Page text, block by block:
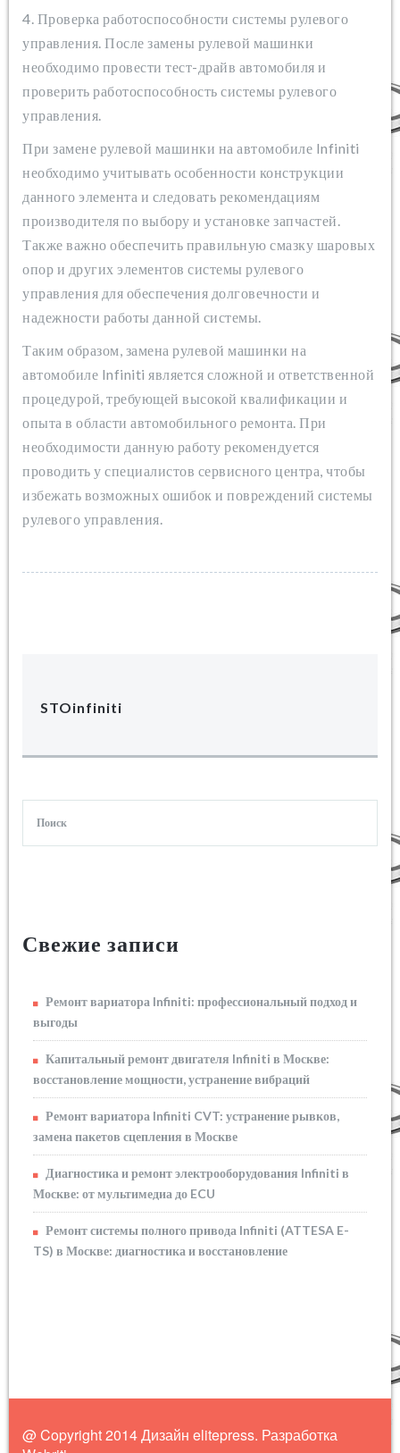
4. Проверка работоспособности системы рулевого
управления. После замены рулевой машинки
необходимо провести тест-драйв автомобиля и
проверить работоспособность системы рулевого
управления.
При замене рулевой машинки на автомобиле Infiniti
необходимо учитывать особенности конструкции
данного элемента и следовать рекомендациям
производителя по выбору и установке запчастей.
Также важно обеспечить правильную смазку шаровых
опор и других элементов системы рулевого
управления для обеспечения долговечности и
надежности работы данной системы.
Таким образом, замена рулевой машинки на
автомобиле Infiniti является сложной и ответственной
процедурой, требующей высокой квалификации и
опыта в области автомобильного ремонта. При
необходимости данную работу рекомендуется
проводить у специалистов сервисного центра, чтобы
избежать возможных ошибок и повреждений системы
рулевого управления.
STOinfiniti
Свежие записи
Ремонт вариатора Infiniti: профессиональный подход и
выгоды
Капитальный ремонт двигателя Infiniti в Москве:
восстановление мощности, устранение вибраций
Ремонт вариатора Infiniti CVT: устранение рывков,
замена пакетов сцепления в Москве
Диагностика и ремонт электрооборудования Infiniti в
Москве: от мультимедиа до ECU
Ремонт системы полного привода Infiniti (ATTESA E-
TS) в Москве: диагностика и восстановление
@ Copyright 2014 Дизайн elitepress. Разработка